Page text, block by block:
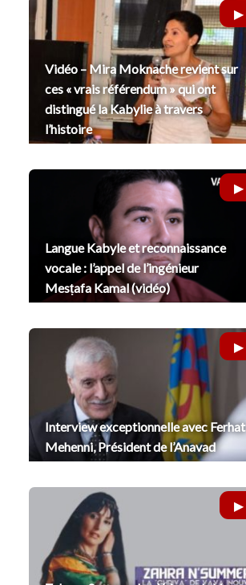
Vidéo – Mira Moknache revient sur
ces « vrais référendum » qui ont
distingué la Kabylie à travers
l’histoire
Langue Kabyle et reconnaissance
vocale : l’appel de l’ingénieur
Mesṭafa Kamal (vidéo)
Interview exceptionnelle avec Ferhat
Mehenni, Président de l’Anavad